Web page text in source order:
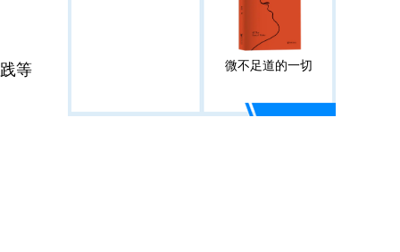
等 微不足道的一切